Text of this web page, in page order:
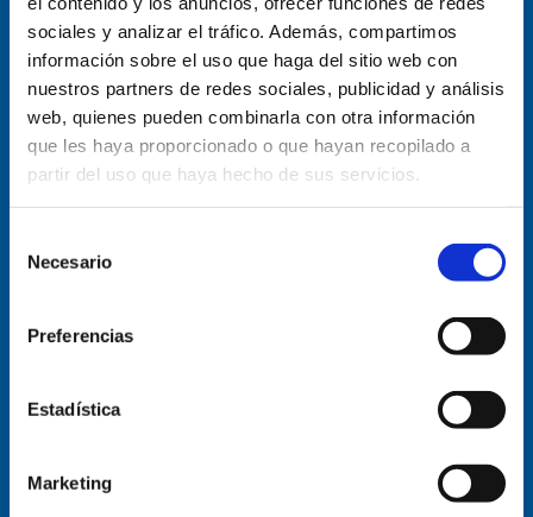
sociales y analizar el tráfico. Además, compartimos
información sobre el uso que haga del sitio web con
nuestros partners de redes sociales, publicidad y análisis
web, quienes pueden combinarla con otra información
que les haya proporcionado o que hayan recopilado a
partir del uso que haya hecho de sus servicios.
Necesario
Preferencias
Estadística
Marketing
Pl. Sta. María, s/n, 09003 Burgos
947-204-712